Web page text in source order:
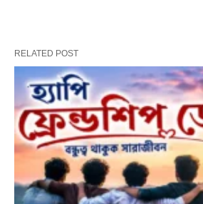
RELATED POST